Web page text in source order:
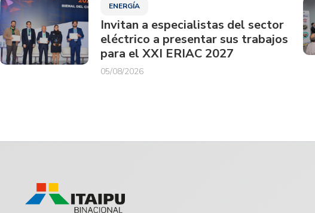
ENERGÍA
Invitan a especialistas del sector
eléctrico a presentar sus trabajos
para el XXI ERIAC 2027
05/08/2026